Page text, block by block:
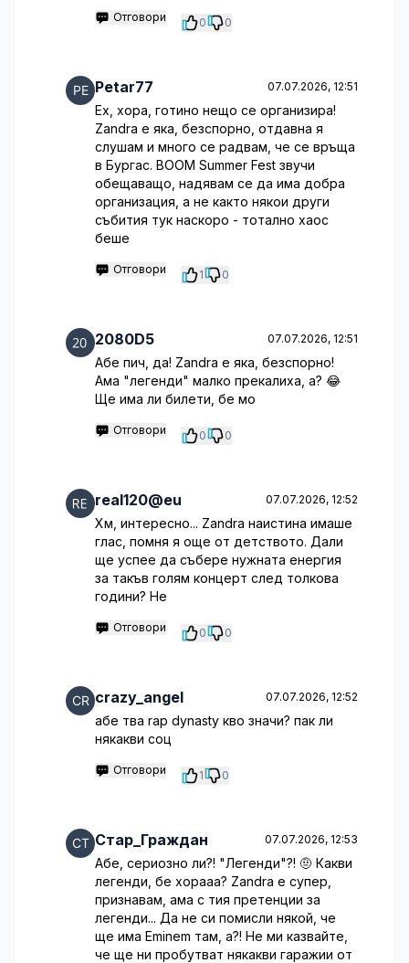
Отговори 0 0
Petar77 07.07.2026, 12:51
Ех, хора, готино нещо се организира!
Zandra е яка, безспорно, отдавна я
слушам и много се радвам, че се връща
в Бургас. BOOM Summer Fest звучи
обещаващо, надявам се да има добра
организация, а не както някои други
събития тук наскоро - тотално хаос
беше
Отговори 1 0
2080D5 07.07.2026, 12:51
Абе пич, да! Zandra е яка, безспорно!
Ама "легенди" малко прекалиха, а? 😂
Ще има ли билети, бе мо
Отговори 0 0
real120@eu 07.07.2026, 12:52
Хм, интересно... Zandra наистина имаше
глас, помня я още от детството. Дали
ще успее да събере нужната енергия
за такъв голям концерт след толкова
години? Не
Отговори 0 0
crazy_angel 07.07.2026, 12:52
абе тва rap dynasty кво значи? пак ли
някакви соц
Отговори 1 0
Стар_Граждан 07.07.2026, 12:53
Абе, сериозно ли?! "Легенди"?! 🤨 Какви
легенди, бе хорааа? Zandra е супер,
признавам, ама с тия претенции за
легенди... Да не си помисли някой, че
ще има Eminem там, а?! Не ми казвайте,
че ще ни пробутват някакви гаражии от